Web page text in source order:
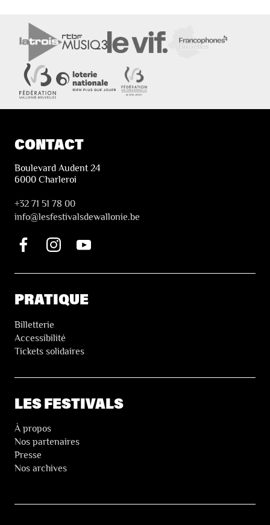
CONTACT
Boulevard Audent 24
6000 Charleroi
+32 71 51 78 00
info@lesfestivalsdewallonie.be
PRATIQUE
Billetterie
Accessibilité
Tickets solidaires
LES FESTIVALS
À propos
Nos partenaires
Presse
Nos archives